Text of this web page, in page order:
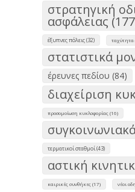
στρατηγική
ασφάλειας
έξυπνες πόλεις (32) ταχύτητα
στατιστικά
έρευνες πεδίου (84)
διαχείριση
προσομοίωση κυκλοφορίας (16)
τερματικοί σταθμοί (43)
αστική
καιρικές συνθήκες (17) νέοι